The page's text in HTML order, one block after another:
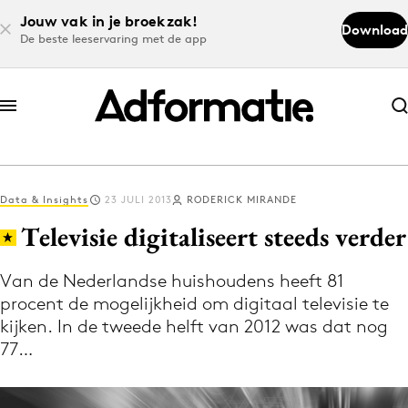
Jouw vak in je broekzak!
De beste leeservaring met de app
Download
Abonneer nu
Abonneer nu
Log in
Download de app
Volg het laatste nieuws via de Adformatie
Nieuws app
Data & Insights 23 JULI 2013 RODERICK MIRANDE
Televisie digitaliseert steeds verder
Van de Nederlandse huishoudens heeft 81
procent de mogelijkheid om digitaal televisie te
kijken. In de tweede helft van 2012 was dat nog
77…